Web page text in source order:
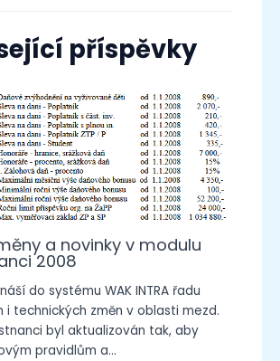
příspěvky
a novinky v modulu
2008
do systému WAK INTRA řadu
i technických změn v oblasti mezd.
byl aktualizován tak, aby
pravidlům a…